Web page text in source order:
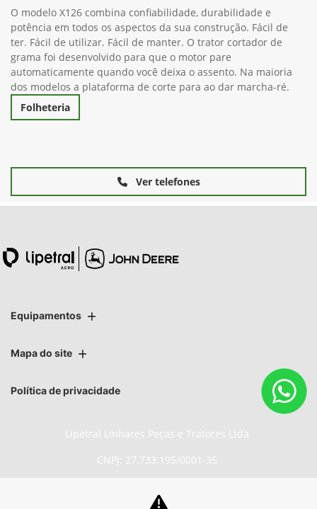
O modelo X126 combina confiabilidade, durabilidade e
potência em todos os aspectos da sua construção. Fácil de
ter. Fácil de utilizar. Fácil de manter. O trator cortador de
grama foi desenvolvido para que o motor pare
automaticamente quando você deixa o assento. Na maioria
dos modelos a plataforma de corte para ao dar marcha-ré.
Folheteria
Ver telefones
Equipamentos
Mapa do site
Política de privacidade
Lipetral Linhares Peças e Tratores Ltda
CNPJ: 27.733.195/0001-35